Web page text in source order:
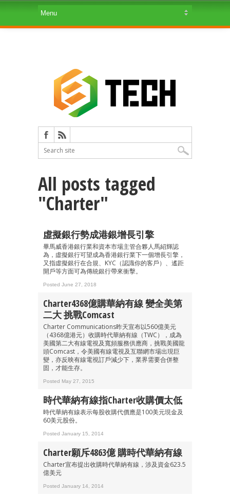
All posts tagged
"Charter"
虛擬銀行勢成港銀增長引擎
畢馬威香港銀行業和資本市場主管合夥人馬紹輝認
為，虛擬銀行可望成為香港銀行業下一個增長引擎，
又指虛擬銀行在合規、KYC（認識你的客戶）、遙距
開戶等方面可為傳統銀行帶來衝擊。
Posted June 27, 2018
Charter4368億購華納有線 變全美第
二大 挑戰Comcast
Charter Communications昨天宣布以560億美元
（4368億港元）收購時代華納有線（TWC），成為
美國第二大有線電視及寬頻服務供應商，挑戰美國龍
頭Comcast，令美國有線電視及互聯網市場出現巨
變，亦反映有線電視訂戶減少下，業界需要合併整
固，才能生存。
Posted May 27, 2015
時代華納有線指Charter收購價太低
時代華納有線表示每股收購代價應是100美元現金及
60美元股份。
Posted January 15, 2014
Charter願斥4863億 購時代華納有線
Charter宣布提出收購時代華納有線，涉及資金623.5
億美元
Posted January 14, 2014